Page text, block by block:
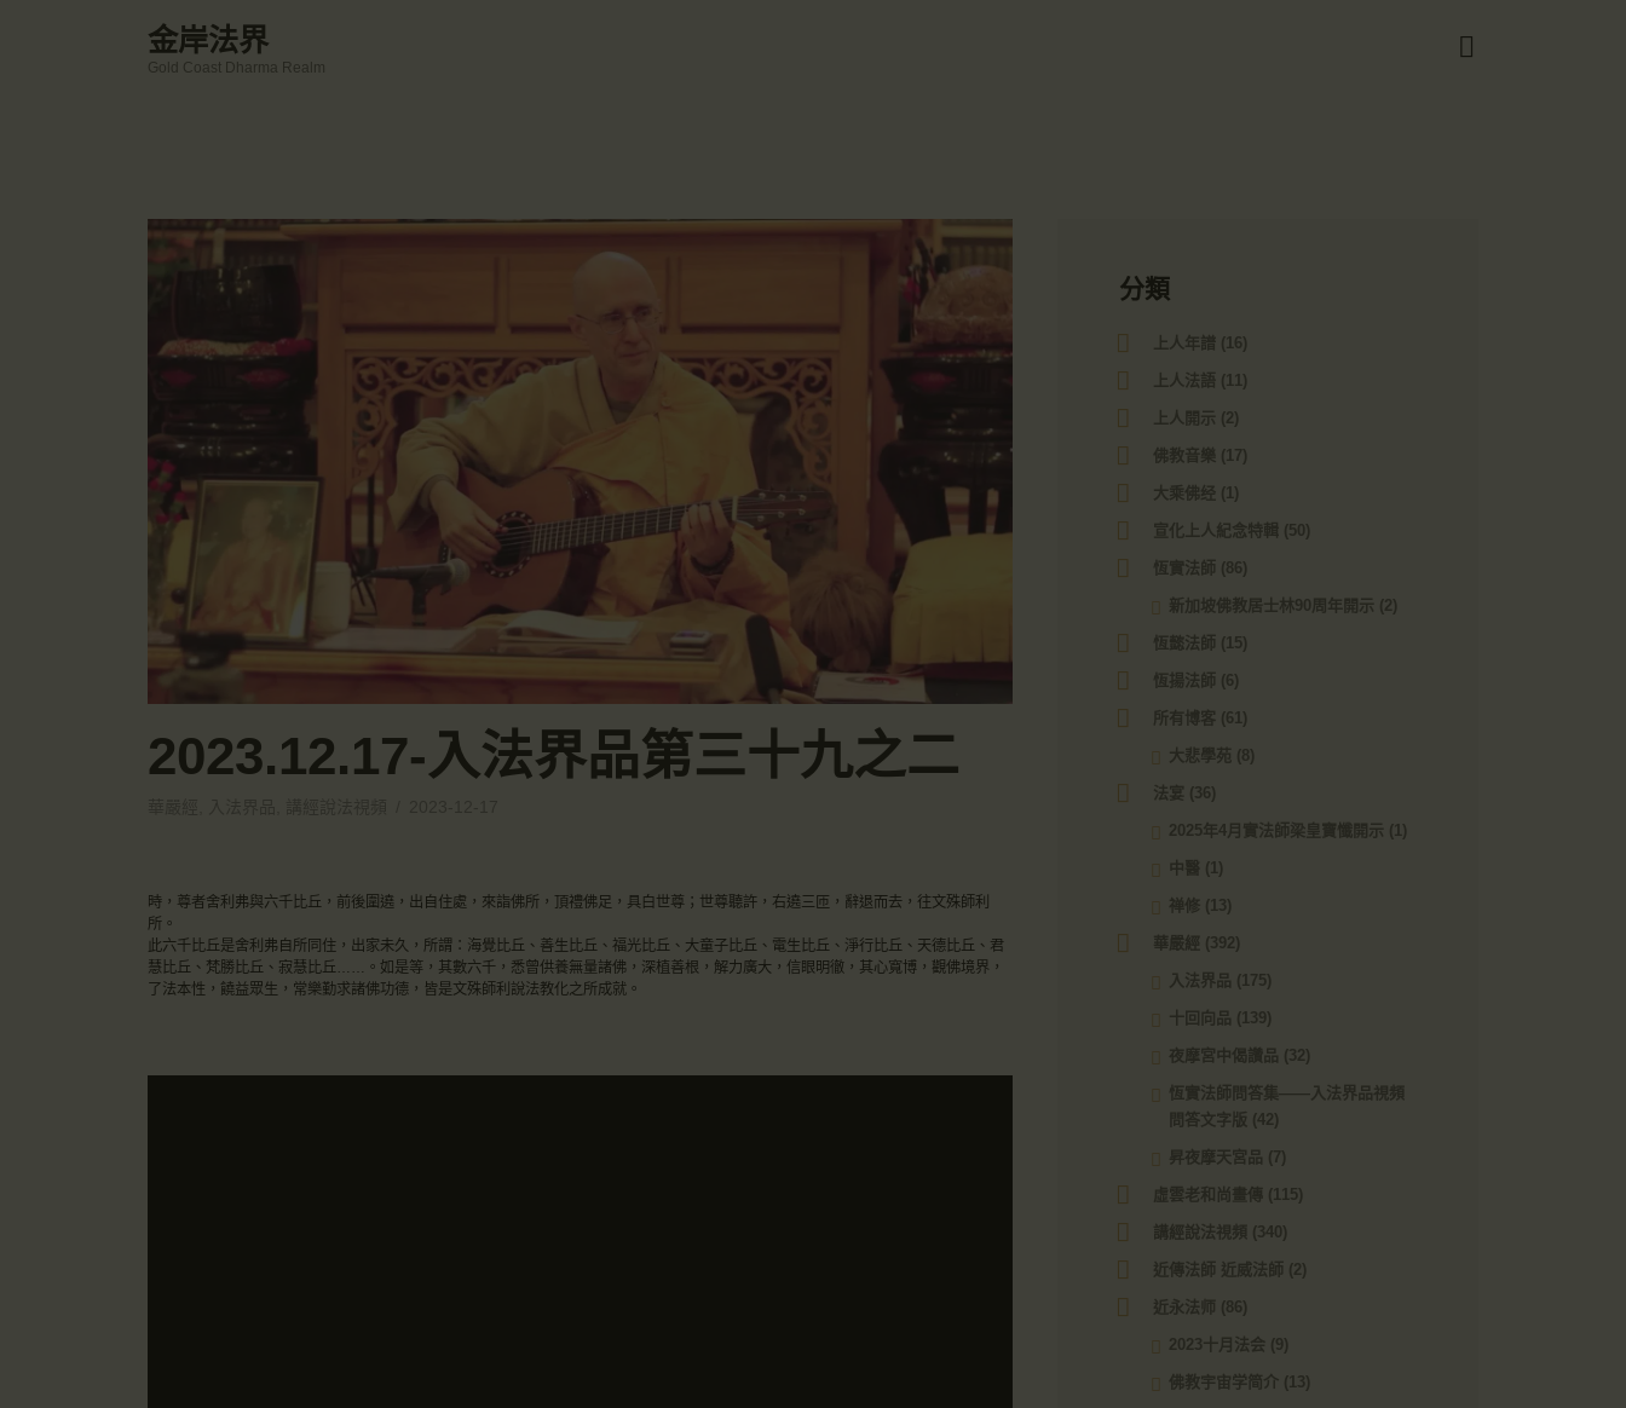
金岸法界
Gold Coast Dharma Realm
宣化上人
文章匯總
教育培德
聯繫我們
登录|LOGIN
2023.12.17-入法界品第三十九之二
時，尊者舍利弗與六千比丘，前後圍遶，出自住處，來詣佛所，頂禮佛足，具白世尊；世尊聽許，右遶三匝，辭退而去，往文殊師利
所。
此六千比丘是舍利弗自所同住，出家未久，所謂：海覺比丘、善生比丘、福光比丘、大童子比丘、電生比丘、淨行比丘、天德比丘、君
慧比丘、梵勝比丘、寂慧比丘……。如是等，其數六千，悉曾供養無量諸佛，深植善根，解力廣大，信眼明徹，其心寬博，觀佛境界，
了法本性，饒益眾生，常樂勤求諸佛功德，皆是文殊師利說法教化之所成就。
分類
上人年譜 (16)
上人法語 (11)
上人開示 (2)
佛教音樂 (17)
大乘佛经 (1)
宣化上人紀念特輯 (50)
恆實法師 (86)
新加坡佛教居士林90周年開示 (2)
恆懿法師 (15)
恆揚法師 (6)
所有博客 (61)
大悲學苑 (8)
法宴 (36)
2025年4月實法師梁皇寶懺開示 (1)
中醫 (1)
禅修 (13)
華嚴經 (392)
入法界品 (175)
十回向品 (139)
夜摩宮中偈讚品 (32)
恆實法師問答集——入法界品視頻
問答文字版 (42)
昇夜摩天宮品 (7)
虛雲老和尚畫傳 (115)
講經說法視頻 (340)
近傳法師 近威法師 (2)
近永法师 (86)
2023十月法会 (9)
佛教宇宙学简介 (13)
👉Zoom Link 链接：
一、請以【全名+所在地】方式加入會議。